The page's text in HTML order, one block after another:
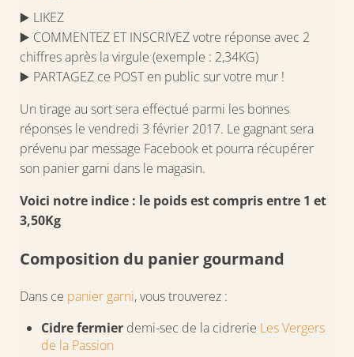
▶️ LIKEZ
▶️ COMMENTEZ ET INSCRIVEZ votre réponse avec 2
chiffres après la virgule (exemple : 2,34KG)
▶️ PARTAGEZ ce POST en public sur votre mur !
Un tirage au sort sera effectué parmi les bonnes
réponses le vendredi 3 février 2017. Le gagnant sera
prévenu par message Facebook et pourra récupérer
son panier garni dans le magasin.
Voici notre indice : le poids est compris entre 1 et
3,50Kg
Composition du panier gourmand
Dans ce panier garni, vous trouverez :
Cidre fermier demi-sec de la cidrerie Les Vergers
de la Passion